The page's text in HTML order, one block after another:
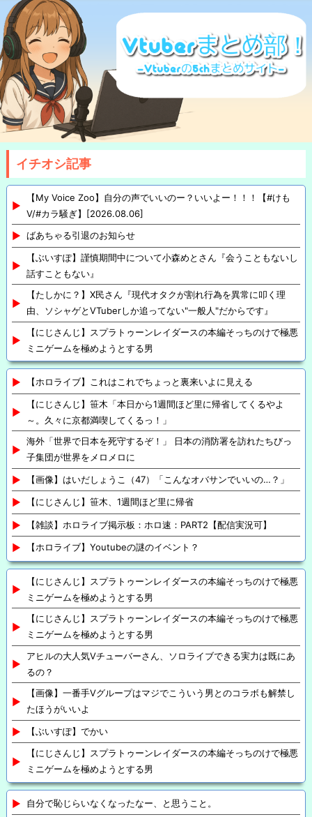
イチオシ記事
【My Voice Zoo】自分の声でいいのー？いいよー！！！【#けも
V/#カラ騒ぎ】[2026.08.06]
ばあちゃる引退のお知らせ
【ぶいすぽ】謹慎期間中について小森めとさん『会うこともないし
話すこともない』
【たしかに？】X民さん『現代オタクが割れ行為を異常に叩く理
由、ソシャゲとVTuberしか追ってない"一般人"だからです』
【にじさんじ】スプラトゥーンレイダースの本編そっちのけで極悪
ミニゲームを極めようとする男
【ホロライブ】これはこれでちょっと裏来いよに見える
【にじさんじ】笹木「本日から1週間ほど里に帰省してくるやよ
～。久々に京都満喫してくるっ！」
海外「世界で日本を死守するぞ！」 日本の消防署を訪れたちびっ
子集団が世界をメロメロに
【画像】はいだしょうこ（47）「こんなオバサンでいいの…？」
【にじさんじ】笹木、1週間ほど里に帰省
【雑談】ホロライブ掲示板：ホロ速：PART2【配信実況可】
【ホロライブ】Youtubeの謎のイベント？
【にじさんじ】スプラトゥーンレイダースの本編そっちのけで極悪
ミニゲームを極めようとする男
【にじさんじ】スプラトゥーンレイダースの本編そっちのけで極悪
ミニゲームを極めようとする男
アヒルの大人気Vチューバーさん、ソロライブできる実力は既にあ
るの？
【画像】一番手Vグループはマジでこういう男とのコラボも解禁し
たほうがいいよ
【ぶいすぽ】でかい
【にじさんじ】スプラトゥーンレイダースの本編そっちのけで極悪
ミニゲームを極めようとする男
自分で恥じらいなくなったなー、と思うこと。